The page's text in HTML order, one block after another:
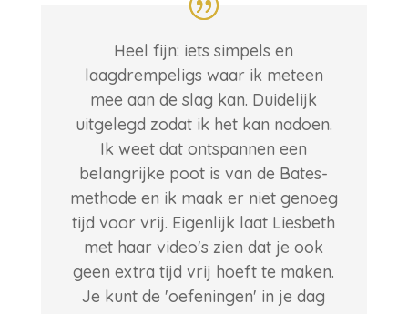
Heel fijn: iets simpels en
laagdrempeligs waar ik meteen
mee aan de slag kan. Duidelijk
uitgelegd zodat ik het kan nadoen.
Ik weet dat ontspannen een
belangrijke poot is van de Bates-
methode en ik maak er niet genoeg
tijd voor vrij. Eigenlijk laat Liesbeth
met haar video's zien dat je ook
geen extra tijd vrij hoeft te maken.
Je kunt de 'oefeningen' in je dag